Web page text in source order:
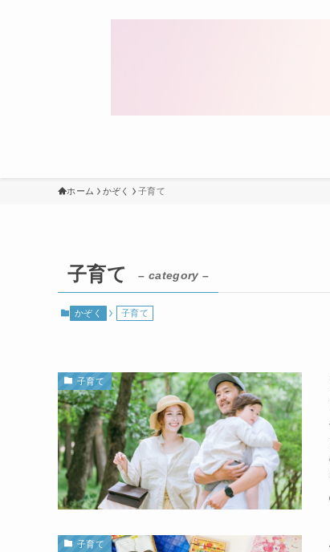
ホーム かぞく 子育て
子育て – category –
かぞく 子育て
子育て
子育て